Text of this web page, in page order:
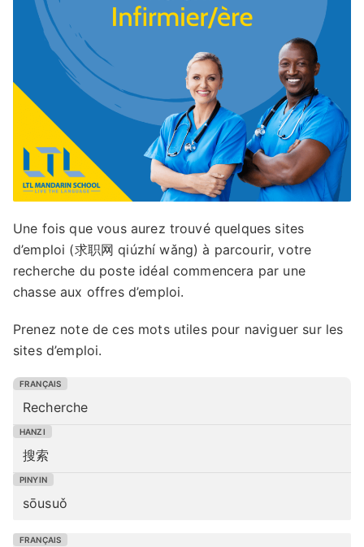
Une fois que vous aurez trouvé quelques sites
d’emploi (求职网 qiúzhí wǎng) à parcourir, votre
recherche du poste idéal commencera par une
chasse aux offres d’emploi.
Prenez note de ces mots utiles pour naviguer sur les
sites d’emploi.
Recherche
搜索
sōusuǒ